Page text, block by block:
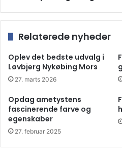
Relaterede nyheder
Oplev det bedste udvalg i
Løvbjerg Nykøbing Mors
27. marts 2026
Opdag ametystens
fascinerende farve og
egenskaber
27. februar 2025